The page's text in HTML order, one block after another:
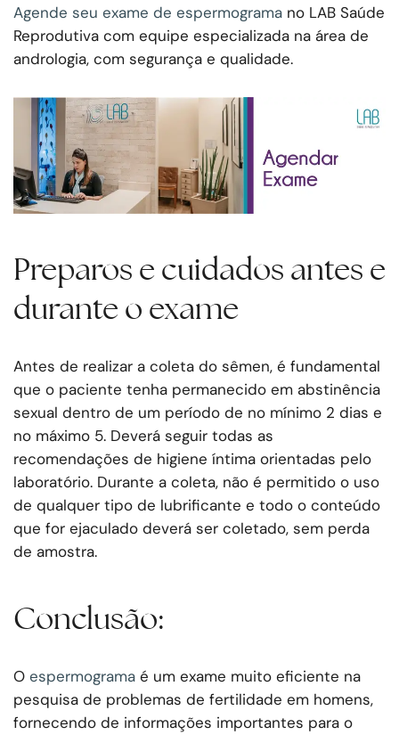
Agende seu exame de espermograma no LAB Saúde
Reprodutiva com equipe especializada na área de
andrologia, com segurança e qualidade.
Preparos e cuidados antes e
durante o exame
Antes de realizar a coleta do sêmen, é fundamental
que o paciente tenha permanecido em abstinência
sexual dentro de um período de no mínimo 2 dias e
no máximo 5. Deverá seguir todas as
recomendações de higiene íntima orientadas pelo
laboratório. Durante a coleta, não é permitido o uso
de qualquer tipo de lubrificante e todo o conteúdo
que for ejaculado deverá ser coletado, sem perda
de amostra.
Conclusão:
O espermograma é um exame muito eficiente na
pesquisa de problemas de fertilidade em homens,
fornecendo de informações importantes para o